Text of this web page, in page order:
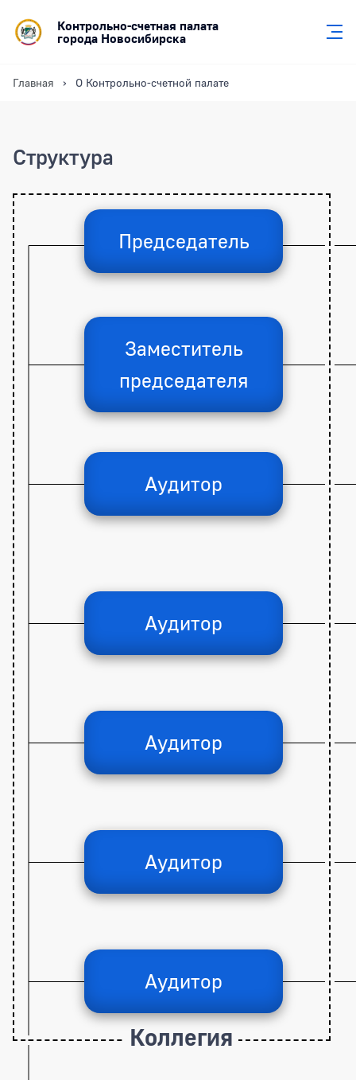
Контрольно-счетная палата
города Новосибирска
Главная О Контрольно-счетной палате
Структура
Коллегия
Председатель
Заместитель
председателя
Аудитор
Аудитор
Аудитор
Аудитор
Аудитор